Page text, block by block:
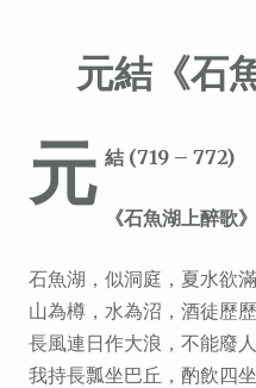
元結《石
元 結 (719 – 772)
《石魚湖上醉歌》
石魚湖，似洞庭，夏水欲滿
山為樽，水為沼，酒徒歷歷
長風連日作大浪，不能廢人
我持長瓢坐巴丘，酌飲四坐